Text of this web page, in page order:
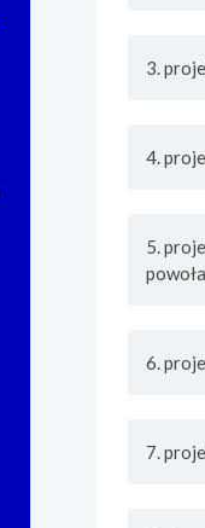
3.
4.
5.
6.
7.